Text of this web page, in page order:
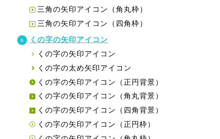
三角の矢印アイコン（角丸枠）
三角の矢印アイコン（四角枠）
くの字の矢印アイコン
くの字の矢印アイコン
くの字の太め矢印アイコン
くの字の矢印アイコン（正円背景）
くの字の矢印アイコン（角丸背景）
くの字の矢印アイコン（四角背景）
くの字の矢印アイコン（正円枠）